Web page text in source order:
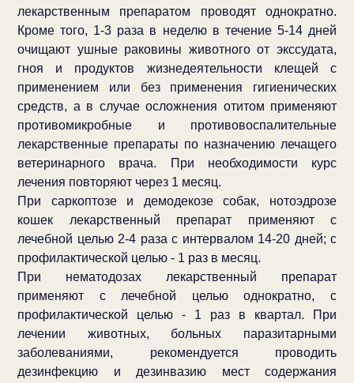
лекарственным препаратом проводят однократно.
Кроме того, 1-3 раза в неделю в течение 5-14 дней
очищают ушные раковины животного от экссудата,
гноя и продуктов жизнедеятельности клещей с
применением или без применения гигиенических
средств, а в случае осложнения отитом применяют
противомикробные и противовоспалительные
лекарственные препараты по назначению лечащего
ветеринарного врача. При необходимости курс
лечения повторяют через 1 месяц.
При саркоптозе и демодекозе собак, нотоэдрозе
кошек лекарственный препарат применяют с
лечебной целью 2-4 раза с интервалом 14-20 дней; с
профилактической целью - 1 раз в месяц.
При нематодозах лекарственный препарат
применяют с лечебной целью однократно, с
профилактической целью - 1 раз в квартал. При
лечении животных, больных паразитарными
заболеваниями, рекомендуется проводить
дезинфекцию и дезинвазию мест содержания